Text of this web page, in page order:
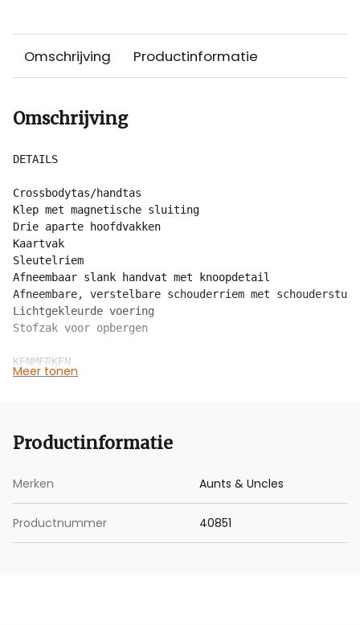
Omschrijving Productinformatie
Omschrijving
DETAILS
Crossbodytas/handtas
Klep met magnetische sluiting
Drie aparte hoofdvakken
Kaartvak
Sleutelriem
Afneembaar slank handvat met knoopdetail
Afneembare, verstelbare schouderriem met schouderstuk
Lichtgekleurde voering
Stofzak voor opbergen
KENMERKEN
Garantie: 2 jaar
Meer tonen
Productinformatie
Merken Aunts & Uncles
Productnummer 40851